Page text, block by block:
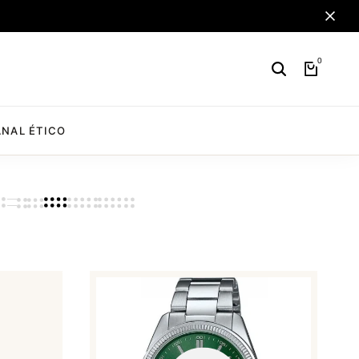
0
ÉTICO